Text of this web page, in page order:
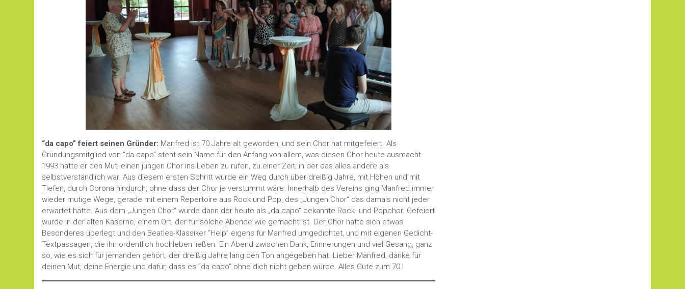
“da capo” feiert seinen Gründer: Manfred ist 70 Jahre alt geworden, und sein Chor hat mitgefeiert. Als
Gründungsmitglied von “da capo” steht sein Name für den Anfang von allem, was diesen Chor heute ausmacht.
1993 hatte er den Mut, einen jungen Chor ins Leben zu rufen, zu einer Zeit, in der das alles andere als
selbstverständlich war. Aus diesem ersten Schritt wurde ein Weg durch über dreißig Jahre, mit Höhen und mit
Tiefen, durch Corona hindurch, ohne dass der Chor je verstummt wäre. Innerhalb des Vereins ging Manfred immer
wieder mutige Wege, gerade mit einem Repertoire aus Rock und Pop, des „Jungen Chor“ das damals nicht jeder
erwartet hätte. Aus dem „Jungen Chor“ wurde dann der heute als „da capo“ bekannte Rock- und Popchor. Gefeiert
wurde in der alten Kaserne, einem Ort, der für solche Abende wie gemacht ist. Der Chor hatte sich etwas
Besonderes überlegt und den Beatles-Klassiker “Help” eigens für Manfred umgedichtet, und mit eigenen Gedicht-
Textpassagen, die ihn ordentlich hochleben ließen. Ein Abend zwischen Dank, Erinnerungen und viel Gesang, ganz
so, wie es sich für jemanden gehört, der dreißig Jahre lang den Ton angegeben hat. Lieber Manfred, danke für
deinen Mut, deine Energie und dafür, dass es “da capo” ohne dich nicht geben würde. Alles Gute zum 70.!